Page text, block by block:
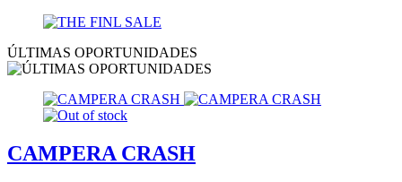
ÚLTIMAS OPORTUNIDADES
CAMPERA CRASH